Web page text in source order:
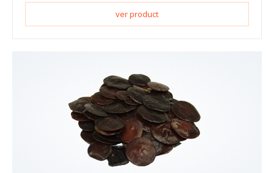
ver product